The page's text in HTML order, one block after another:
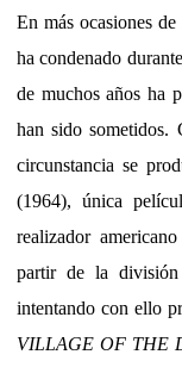
En más ocasiones
ha condenado
de muchos años ha
han sido sometidos.
circunstancia se
(1964), única
realizador
partir de la
intentando con ello
VILLAGE OF THE